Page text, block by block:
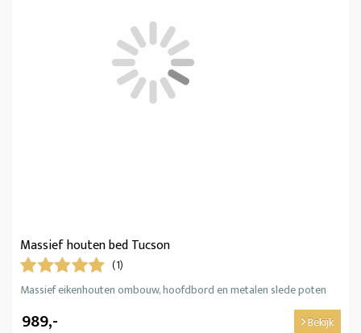
Massief houten bed Tucson
(1)
Massief eikenhouten ombouw, hoofdbord en metalen slede poten
989,- Bekijk